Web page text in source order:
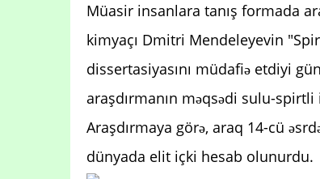
Müasir insanlara tanış formada
kimyaçı Dmitri Mendeleyevin
dissertasiyasını müdafiə etdiyi
araşdırmanın məqsədi sulu-
Araşdırmaya görə, araq 14-cü
dünyada elit içki hesab olunurdu.